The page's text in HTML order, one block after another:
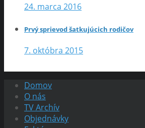
24. marca 2016
Prvý sprievod šatkujúcich rodičov
7. októbra 2015
Domov
O nás
TV Archív
Objednávky